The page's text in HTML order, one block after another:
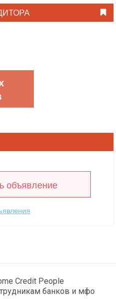
объявление
Credit People
банков и мфо